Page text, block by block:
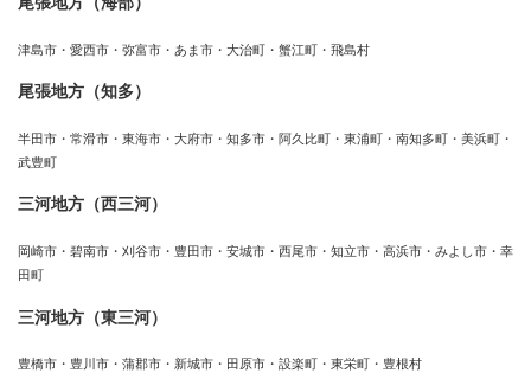
津島市・愛西市・弥富市・あま市・大治町・蟹江町・飛島村
尾張地方（知多）
半田市・常滑市・東海市・大府市・知多市・阿久比町・東浦町・南知多町・美浜町・
武豊町
三河地方（西三河）
岡崎市・碧南市・刈谷市・豊田市・安城市・西尾市・知立市・高浜市・みよし市・幸
田町
三河地方（東三河）
豊橋市・豊川市・蒲郡市・新城市・田原市・設楽町・東栄町・豊根村